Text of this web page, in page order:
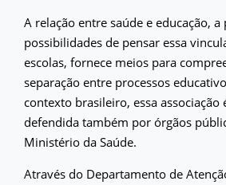
A relação entre saúde e educação,
possibilidades de pensar essa
escolas, fornece meios para
separação entre processos
contexto brasileiro, essa associação
defendida também por órgãos
Ministério da Saúde.
Através do Departamento de